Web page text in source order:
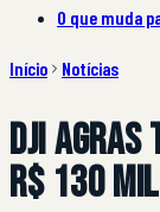
O que muda
Início Notícias
DJI
R$ 130